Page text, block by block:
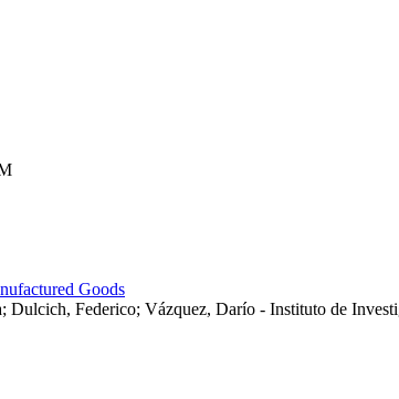
Goods
Federico; Vázquez, Darío - Instituto de